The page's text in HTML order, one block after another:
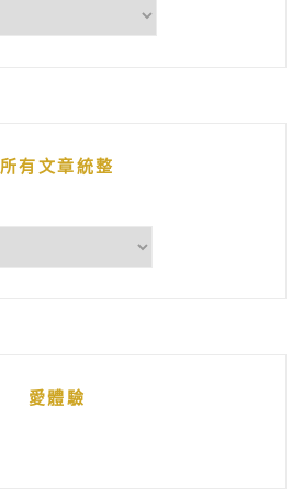
所有文章統整
愛體驗